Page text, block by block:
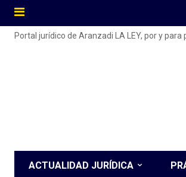
Portal jurídico de Aranzadi LA LEY, por y
ACTUALIDAD JURÍDICA